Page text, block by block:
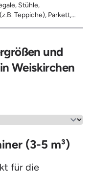
Stühle,
Teppiche), Parkett,
Hausstand
und
Weiskirchen
(3-5 m³)
für die